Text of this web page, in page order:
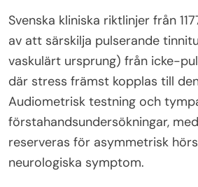
Svenska kliniska riktlinjer från
av att särskilja pulserande
vaskulärt ursprung) från icke-
där stress främst kopplas till
Audiometrisk testning och
förstahandsundersökningar,
reserveras för asymmetrisk
neurologiska symptom.